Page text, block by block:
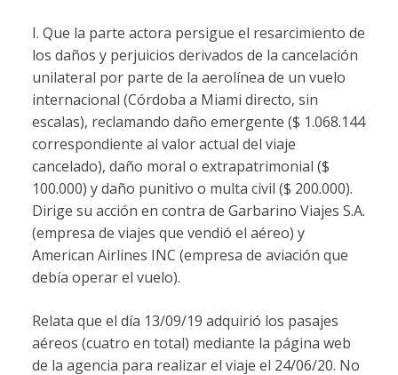
I. Que la parte actora persigue el resarcimiento de
los daños y perjuicios derivados de la cancelación
unilateral por parte de la aerolínea de un vuelo
internacional (Córdoba a Miami directo, sin
escalas), reclamando daño emergente ($ 1.068.144
correspondiente al valor actual del viaje
cancelado), daño moral o extrapatrimonial ($
100.000) y daño punitivo o multa civil ($ 200.000).
Dirige su acción en contra de Garbarino Viajes S.A.
(empresa de viajes que vendió el aéreo) y
American Airlines INC (empresa de aviación que
debía operar el vuelo).
Relata que el día 13/09/19 adquirió los pasajes
aéreos (cuatro en total) mediante la página web
de la agencia para realizar el viaje el 24/06/20. No